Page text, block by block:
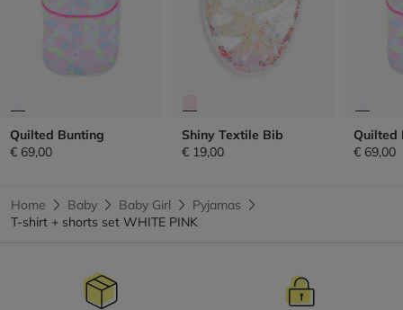
Quilted Bunting
€ 69,00
Shiny Textile Bib
€ 19,00
Quilted
€ 69,00
Home Baby Baby Girl
Pyjamas
T-shirt + shorts set WHITE PINK